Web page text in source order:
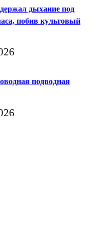
дыхание под
побив культовый
подводная